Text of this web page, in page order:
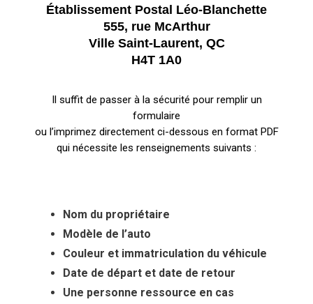
Établissement Postal Léo-Blanchette
555, rue McArthur
Ville Saint-Laurent, QC
H4T 1A0
Il suffit de passer à la sécurité pour remplir un
formulaire
ou l’imprimez directement ci-dessous en format PDF
qui nécessite les renseignements suivants :
Nom du propriétaire
Modèle de l’auto
Couleur et immatriculation du véhicule
Date de départ et date de retour
Une personne ressource en cas